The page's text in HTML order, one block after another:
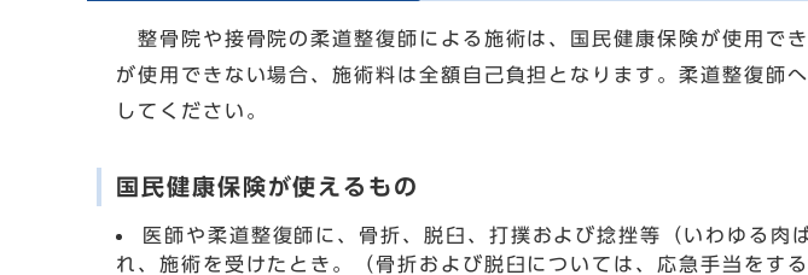
整骨院や接骨院の柔道整復師による施術は、国民健康保険が使用で
が使用できない場合、施術料は全額自己負担となります。柔道整復師
してください。
国民健康保険が使えるもの
医師や柔道整復師に、骨折、脱臼、打撲および捻挫等（いわゆる肉
れ、施術を受けたとき。（骨折および脱臼については、応急手当をす